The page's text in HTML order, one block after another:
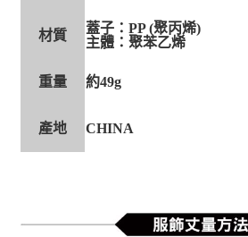
材質
蓋子：PP (聚丙烯)
主體：聚苯乙烯
重量 約49g
產地 CHINA